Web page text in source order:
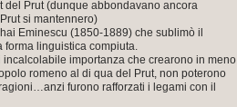
del Prut (dunque abbondavano ancora
si mantennero)
Eminescu (1850-1889) che sublimò il
forma linguistica compiuta.
importanza che crearono in meno
romeno al di qua del Prut, non poterono
furono rafforzati i legami con il